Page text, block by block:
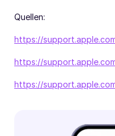
Quellen:
https://
https://
https://